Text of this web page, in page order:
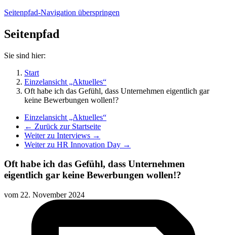
Seitenpfad-Navigation überspringen
Seitenpfad
Sie sind hier:
Start
Einzelansicht „Aktuelles“
Oft habe ich das Gefühl, dass Unternehmen eigentlich gar
keine Bewerbungen wollen!?
Einzelansicht „Aktuelles“
← Zurück zur Startseite
Weiter zu Interviews →
Weiter zu HR Innovation Day →
Oft habe ich das Gefühl, dass Unternehmen
eigentlich gar keine Bewerbungen wollen!?
vom 22. November 2024